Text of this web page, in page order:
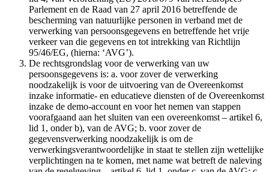
Parlement en de Raad van 27 april 2016 betreffende de
bescherming van natuurlijke personen in verband met de
verwerking van persoonsgegevens en betreffende het vrije
verkeer van die gegevens en tot intrekking van Richtlijn
95/46/EG, (hierna: ‘AVG’).
De rechtsgrondslag voor de verwerking van uw
persoonsgegevens is: a. voor zover de verwerking
noodzakelijk is voor de uitvoering van de Overeenkomst
inzake informatie- en educatieve diensten of de Overeenkomst
inzake de demo-account en voor het nemen van stappen
voorafgaand aan het sluiten van een overeenkomst – artikel 6,
lid 1, onder b), van de AVG; b. voor zover de
gegevensverwerking noodzakelijk is om de
verwerkingsverantwoordelijke in staat te stellen zijn wettelijke
verplichtingen na te komen, met name wat betreft de naleving